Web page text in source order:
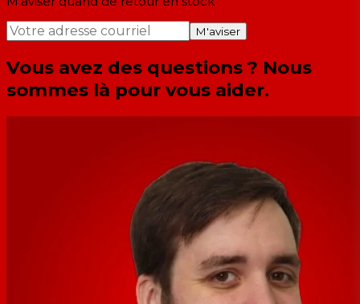
M'aviser
Vous avez des questions ? Nous
sommes là pour vous aider.